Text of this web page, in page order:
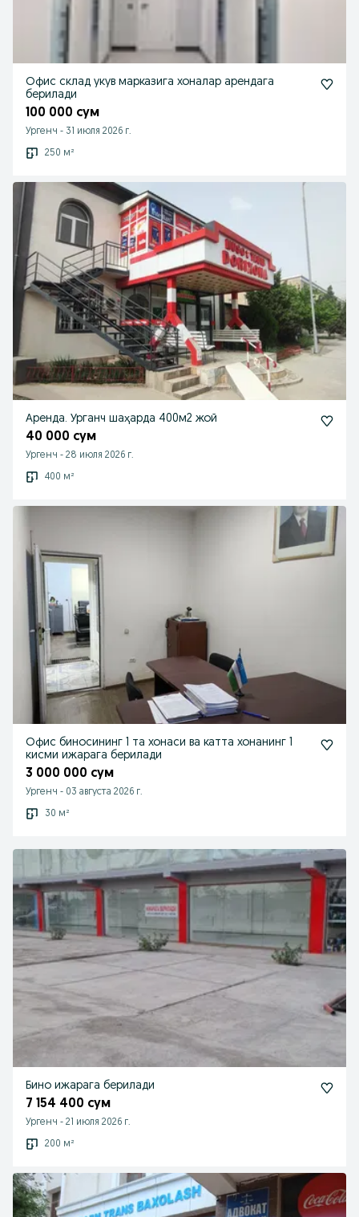
Офис склад укув марказига хоналар арендага
берилади
100 000 сум
Ургенч - 31 июля 2026 г.
250 м²
Аренда. Урганч шаҳарда 400м2 жой
40 000 сум
Ургенч - 28 июля 2026 г.
400 м²
Офис биносининг 1 та хонаси ва катта хонанинг 1
кисми ижарага берилади
3 000 000 сум
Ургенч - 03 августа 2026 г.
30 м²
Бино ижарага берилади
7 154 400 сум
Ургенч - 21 июля 2026 г.
200 м²